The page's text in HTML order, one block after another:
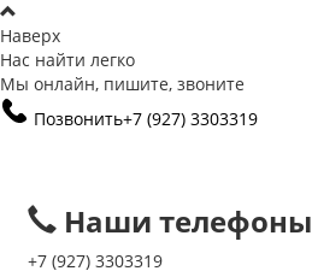
Наверх
Нас найти легко
Мы онлайн, пишите, звоните
Позвонить+7 (927) 3303319
Наши телефоны
+7 (927) 3303319